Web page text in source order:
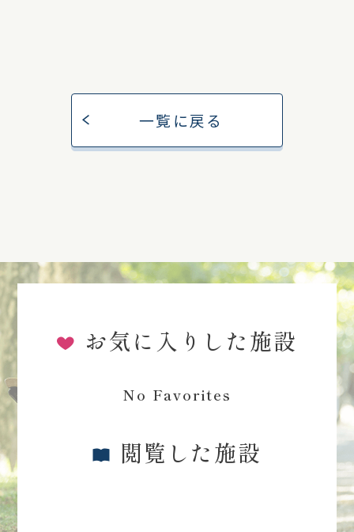
一覧に戻る
お気に入りした施設
No Favorites
閲覧した施設